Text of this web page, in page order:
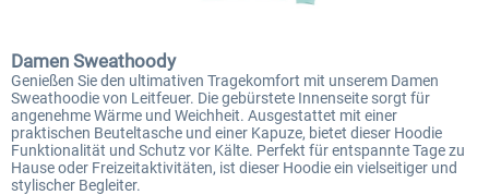
Damen Sweathoody
Genießen Sie den ultimativen Tragekomfort mit unserem Damen
Sweathoodie von Leitfeuer. Die gebürstete Innenseite sorgt für
angenehme Wärme und Weichheit. Ausgestattet mit einer
praktischen Beuteltasche und einer Kapuze, bietet dieser Hoodie
Funktionalität und Schutz vor Kälte. Perfekt für entspannte Tage zu
Hause oder Freizeitaktivitäten, ist dieser Hoodie ein vielseitiger und
stylischer Begleiter.